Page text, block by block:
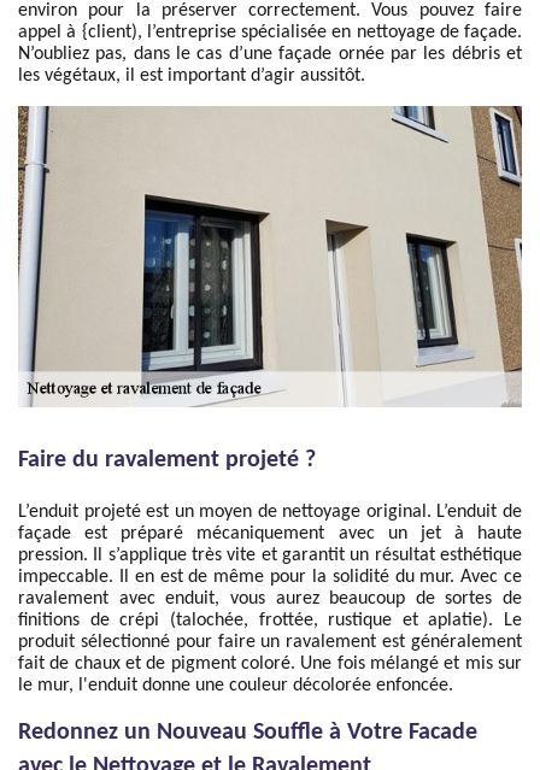
environ pour la préserver correctement. Vous pouvez faire
appel à {client), l’entreprise spécialisée en nettoyage de façade.
N’oubliez pas, dans le cas d’une façade ornée par les débris et
les végétaux, il est important d’agir aussitôt.
Faire du ravalement projeté ?
L’enduit projeté est un moyen de nettoyage original. L’enduit de
façade est préparé mécaniquement avec un jet à haute
pression. Il s’applique très vite et garantit un résultat esthétique
impeccable. Il en est de même pour la solidité du mur. Avec ce
ravalement avec enduit, vous aurez beaucoup de sortes de
finitions de crépi (talochée, frottée, rustique et aplatie). Le
produit sélectionné pour faire un ravalement est généralement
fait de chaux et de pigment coloré. Une fois mélangé et mis sur
le mur, l'enduit donne une couleur décolorée enfoncée.
Redonnez un Nouveau Souffle à Votre Facade